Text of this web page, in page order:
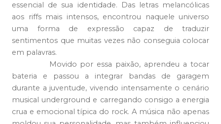
essencial de sua identidade. Das letras melancólicas
aos riffs mais intensos, encontrou naquele universo
uma forma de expressão capaz de traduzir
sentimentos que muitas vezes não conseguia colocar
em palavras.
Movido por essa paixão, aprendeu a tocar
bateria e passou a integrar bandas de garagem
durante a juventude, vivendo intensamente o cenário
musical underground e carregando consigo a energia
crua e emocional típica do rock. A música não apenas